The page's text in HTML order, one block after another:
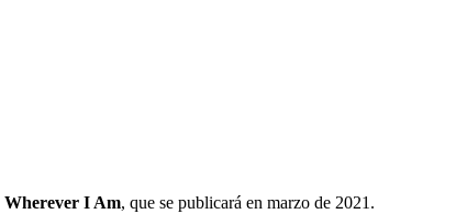
Wherever I Am, que se publicará en marzo de 2021.